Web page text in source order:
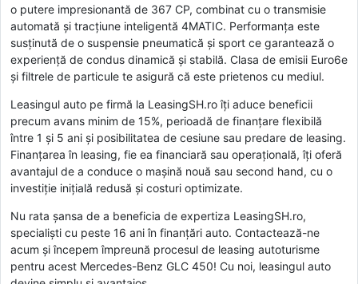
o putere impresionantă de 367 CP, combinat cu o transmisie
automată și tracțiune inteligentă 4MATIC. Performanța este
susținută de o suspensie pneumatică și sport ce garantează o
experiență de condus dinamică și stabilă. Clasa de emisii Euro6e
și filtrele de particule te asigură că este prietenos cu mediul.
Leasingul auto pe firmă la LeasingSH.ro îți aduce beneficii
precum avans minim de 15%, perioadă de finanțare flexibilă
între 1 și 5 ani și posibilitatea de cesiune sau predare de leasing.
Finanțarea în leasing, fie ea financiară sau operațională, îți oferă
avantajul de a conduce o mașină nouă sau second hand, cu o
investiție inițială redusă și costuri optimizate.
Nu rata șansa de a beneficia de expertiza LeasingSH.ro,
specialiști cu peste 16 ani în finanțări auto. Contactează-ne
acum și începem împreună procesul de leasing autoturisme
pentru acest Mercedes-Benz GLC 450! Cu noi, leasingul auto